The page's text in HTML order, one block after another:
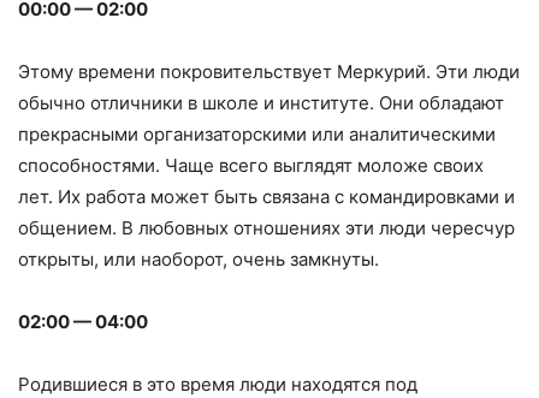
00:00 — 02:00
Этому времени покровительствует Меркурий. Эти люди
обычно отличники в школе и институте. Они обладают
прекрасными организаторскими или аналитическими
способностями. Чаще всего выглядят моложе своих
лет. Их работа может быть связана с командировками и
общением. В любовных отношениях эти люди чересчур
открыты, или наоборот, очень замкнуты.
02:00 — 04:00
Родившиеся в это время люди находятся под